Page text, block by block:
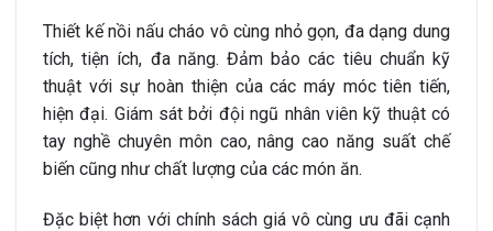
Thiết kế nồi nấu cháo vô cùng nhỏ gọn, đa dạng dung
tích, tiện ích, đa năng. Đảm bảo các tiêu chuẩn kỹ
thuật với sự hoàn thiện của các máy móc tiên tiến,
hiện đại. Giám sát bởi đội ngũ nhân viên kỹ thuật có
tay nghề chuyên môn cao, nâng cao năng suất chế
biến cũng như chất lượng của các món ăn.
Đặc biệt hơn với chính sách giá vô cùng ưu đãi cạnh